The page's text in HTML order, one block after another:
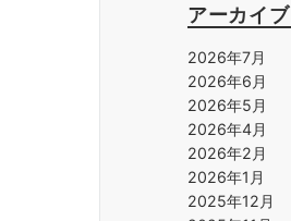
アーカイブ
2026年7月
2026年6月
2026年5月
2026年4月
2026年2月
2026年1月
2025年12月